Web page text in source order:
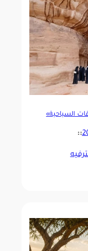
السياحية»
::